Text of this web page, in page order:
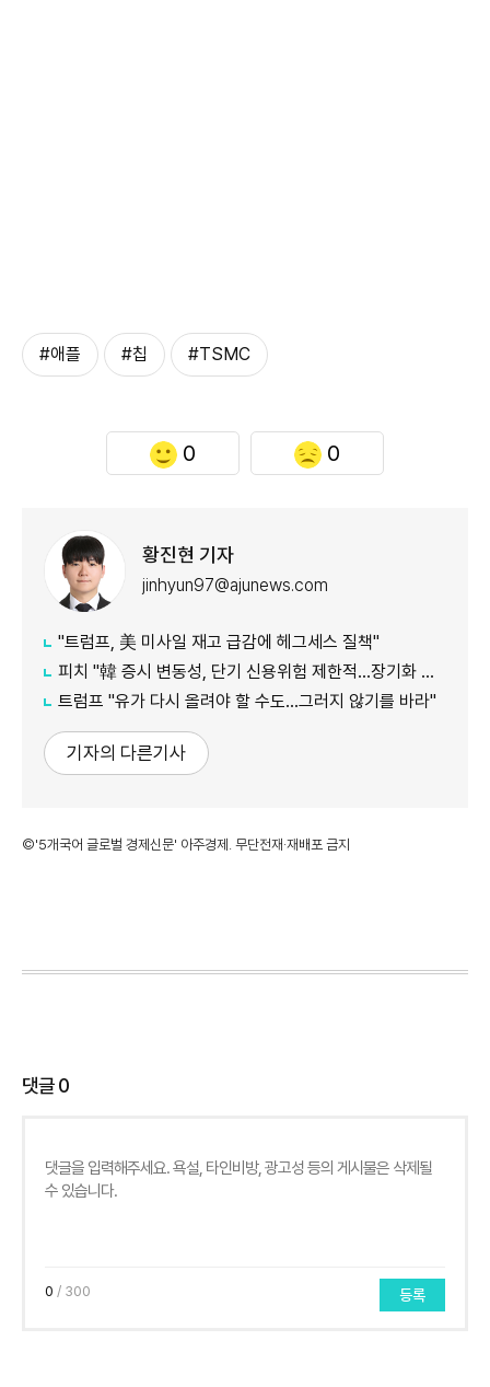
#애플 #칩 #TSMC
0 0
황진현 기자
jinhyun97@ajunews.com
"트럼프, 美 미사일 재고 급감에 헤그세스 질책"
피치 "韓 증시 변동성, 단기 신용위험 제한적…장기화 땐 주택·소비심리 타격"
트럼프 "유가 다시 올려야 할 수도…그러지 않기를 바라"
기자의 다른기사
©'5개국어 글로벌 경제신문' 아주경제. 무단전재·재배포 금지
댓글0
0 / 300 등록